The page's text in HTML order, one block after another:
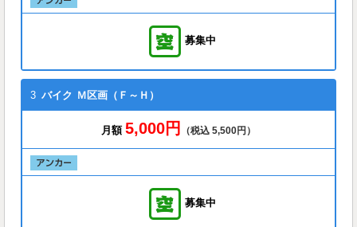
募集中
3 バイク Ｍ区画（Ｆ～Ｈ）
月額 5,000円 （税込 5,500円）
募集中